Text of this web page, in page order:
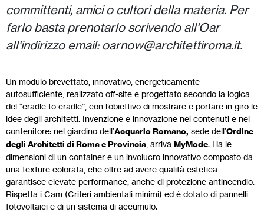
committenti, amici o cultori della materia. Per
farlo basta prenotarlo scrivendo all'Oar
all'indirizzo email: oarnow@architettiroma.it.
Un modulo brevettato, innovativo, energeticamente
autosufficiente, realizzato off-site e progettato secondo la logica
del “cradle to cradle”, con l’obiettivo di mostrare e portare in giro le
idee degli architetti. Invenzione e innovazione nei contenuti e nel
contenitore: nel giardino dell’Acquario Romano, sede dell’Ordine
degli Architetti di Roma e Provincia , arriva MyMode. Ha le
dimensioni di un container e un involucro innovativo composto da
una texture colorata, che oltre ad avere qualità estetica
garantisce elevate performance, anche di protezione antincendio.
Rispetta i Cam (Criteri ambientali minimi) ed è dotato di pannelli
fotovoltaici e di un sistema di accumulo.